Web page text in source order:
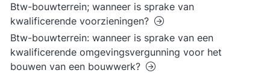
Btw-bouwterrein; wanneer is sprake van
kwalificerende voorzieningen?
Btw-bouwterrein: wanneer is sprake van een
kwalificerende omgevingsvergunning voor het
bouwen van een bouwwerk?